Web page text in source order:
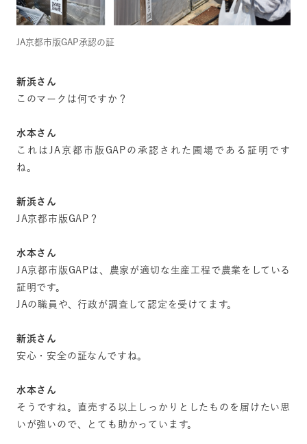
JA京都市版GAP承認の証
新浜さん
このマークは何ですか？
水本さん
これはJA京都市版GAPの承認された圃場である証明です
ね。
新浜さん
JA京都市版GAP？
水本さん
JA京都市版GAPは、農家が適切な生産工程で農業をしている
証明です。
JAの職員や、行政が調査して認定を受けてます。
新浜さん
安心・安全の証なんですね。
水本さん
そうですね。直売する以上しっかりとしたものを届けたい思
いが強いので、とても助かっています。